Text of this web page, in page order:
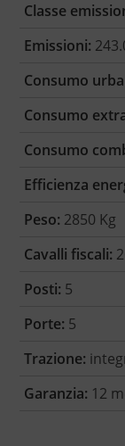
Classe
Emissioni:
Consumo
Consumo
Consumo
Efficienza
Peso: 2850 Kg
Cavalli fiscali:
Posti: 5
Porte: 5
Trazione:
Garanzia: 12